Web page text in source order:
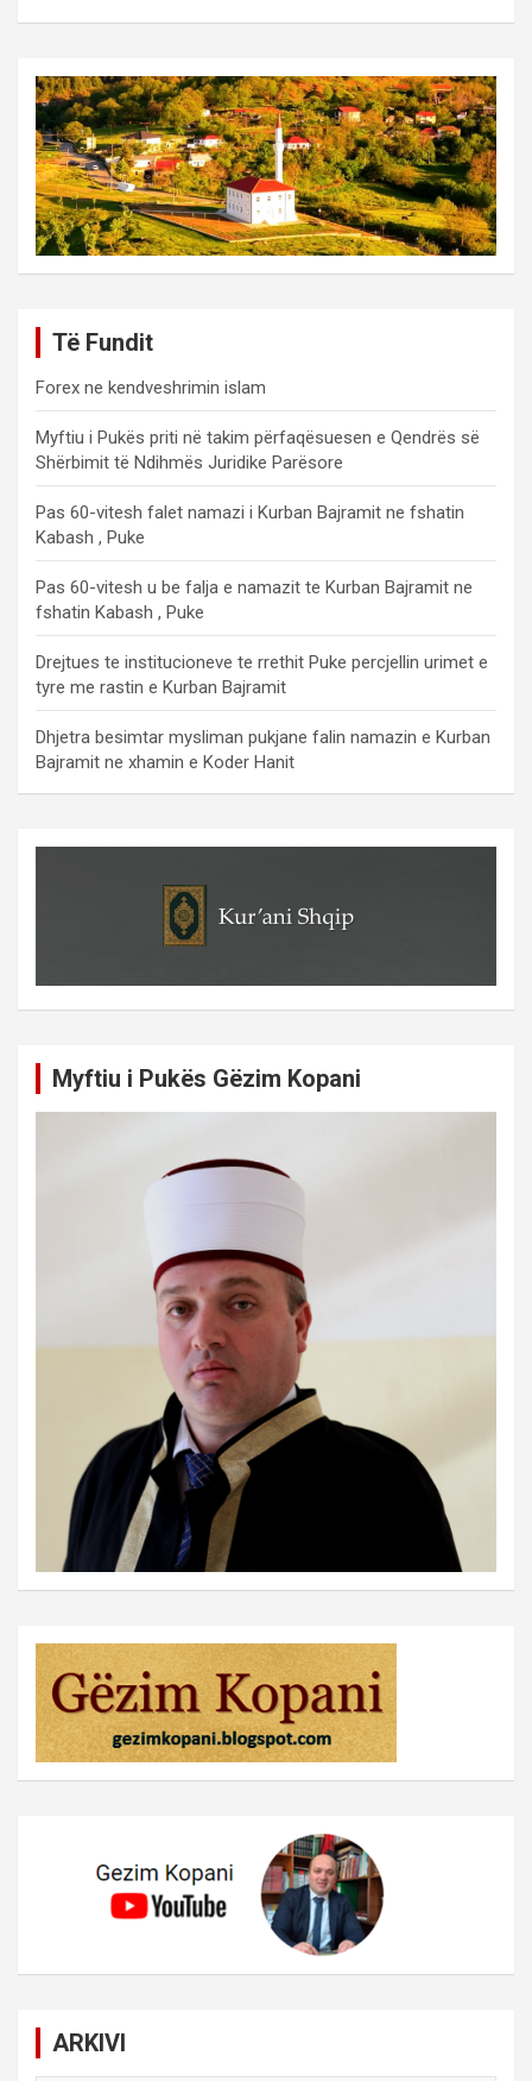
Të Fundit
Forex ne kendveshrimin islam
Myftiu i Pukës priti në takim përfaqësuesen e Qendrës së
Shërbimit të Ndihmës Juridike Parësore
Pas 60-vitesh falet namazi i Kurban Bajramit ne fshatin
Kabash , Puke
Pas 60-vitesh u be falja e namazit te Kurban Bajramit ne
fshatin Kabash , Puke
Drejtues te institucioneve te rrethit Puke percjellin urimet e
tyre me rastin e Kurban Bajramit
Dhjetra besimtar mysliman pukjane falin namazin e Kurban
Bajramit ne xhamin e Koder Hanit
Myftiu i Pukës Gëzim Kopani
ARKIVI